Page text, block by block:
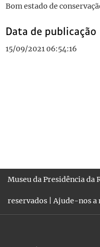
Bom estado de
Data de publicação
15/09/2021 06:54:16
Museu da Presidência
reservados |Ajude-nos a